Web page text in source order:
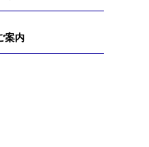
案内